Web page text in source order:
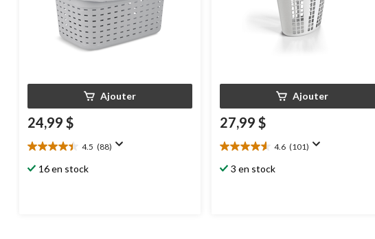
Ajouter
24,99 $
4.5 (88)
4.5
étoile(s)
16 en stock
Ajouter
27,99 $
4.6 (101)
4.6
étoile(s)
3 en stock